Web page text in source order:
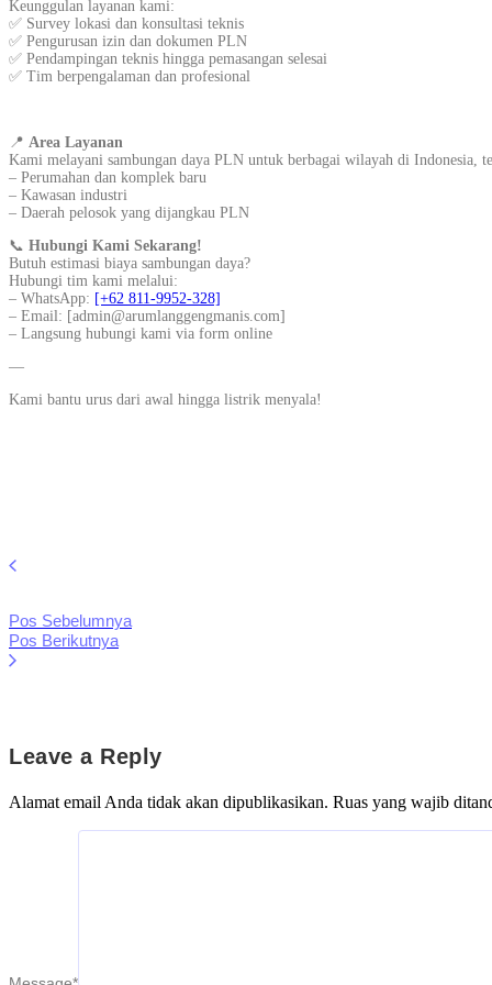
Keunggulan layanan kami:
✅ Survey lokasi dan konsultasi teknis
✅ Pengurusan izin dan dokumen PLN
✅ Pendampingan teknis hingga pemasangan selesai
✅ Tim berpengalaman dan profesional
📍 Area Layanan
Kami melayani sambungan daya PLN untuk berbagai wilayah di Indonesia,
– Perumahan dan komplek baru
– Kawasan industri
– Daerah pelosok yang dijangkau PLN
📞 Hubungi Kami Sekarang!
Butuh estimasi biaya sambungan daya?
Hubungi tim kami melalui:
– WhatsApp: [+62 811-9952-328]
– Email: [admin@arumlanggengmanis.com]
– Langsung hubungi kami via form online
—
Kami bantu urus dari awal hingga listrik menyala!
Pos Sebelumnya
Pos Berikutnya
Leave a Reply
Alamat email Anda tidak akan dipublikasikan. Ruas yang wajib